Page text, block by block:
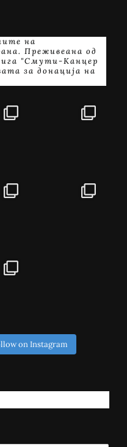
на
Преживеана од
"Смути-Канцер
за донација на
on Instagram